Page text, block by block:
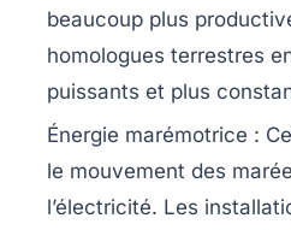
beaucoup plus
homologues terrestres
puissants et plus
Énergie marémotrice :
le mouvement des
l’électricité. Les